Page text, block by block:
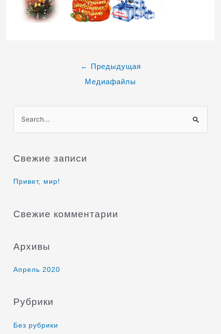
←
Предыдущая
Медиафайлы
о
с
Свежие записи
Привет, мир!
Свежие комментарии
Архивы
Апрель 2020
Рубрики
Без рубрики